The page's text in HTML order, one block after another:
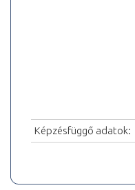
Képzésfüggő adatok: